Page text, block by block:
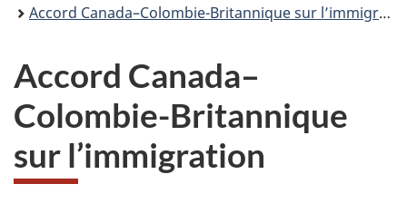
Accord Canada–Colombie-Britannique sur l’immigration
Accord Canada–
Colombie-Britannique
sur l’immigration